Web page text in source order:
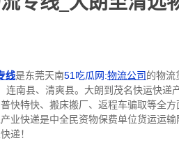
线是东莞天南51吃瓜网:物流公司的物流
连南县、清爽县。大朗到茂名快运快
快特快、搬床搬厂、返程车骗取等全
业快递是中全民资物保费单位货运运
递！